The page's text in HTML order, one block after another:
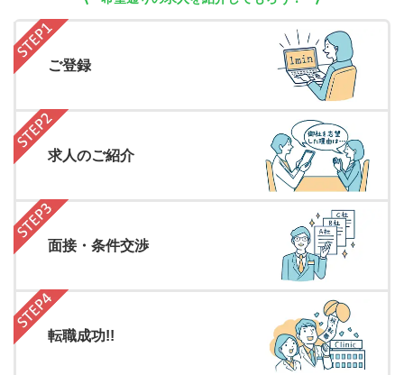
ご登録
求人のご紹介
面接・条件交渉
転職成功!!